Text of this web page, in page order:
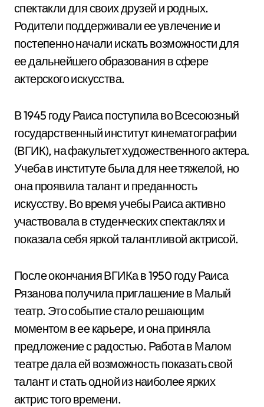
спектакли для своих друзей и родных.
Родители поддерживали ее увлечение и
постепенно начали искать возможности для
ее дальнейшего образования в сфере
актерского искусства.
В 1945 году Раиса поступила во Всесоюзный
государственный институт кинематографии
(ВГИК), на факультет художественного актера.
Учеба в институте была для нее тяжелой, но
она проявила талант и преданность
искусству. Во время учебы Раиса активно
участвовала в студенческих спектаклях и
показала себя яркой талантливой актрисой.
После окончания ВГИКа в 1950 году Раиса
Рязанова получила приглашение в Малый
театр. Это событие стало решающим
моментом в ее карьере, и она приняла
предложение с радостью. Работа в Малом
театре дала ей возможность показать свой
талант и стать одной из наиболее ярких
актрис того времени.